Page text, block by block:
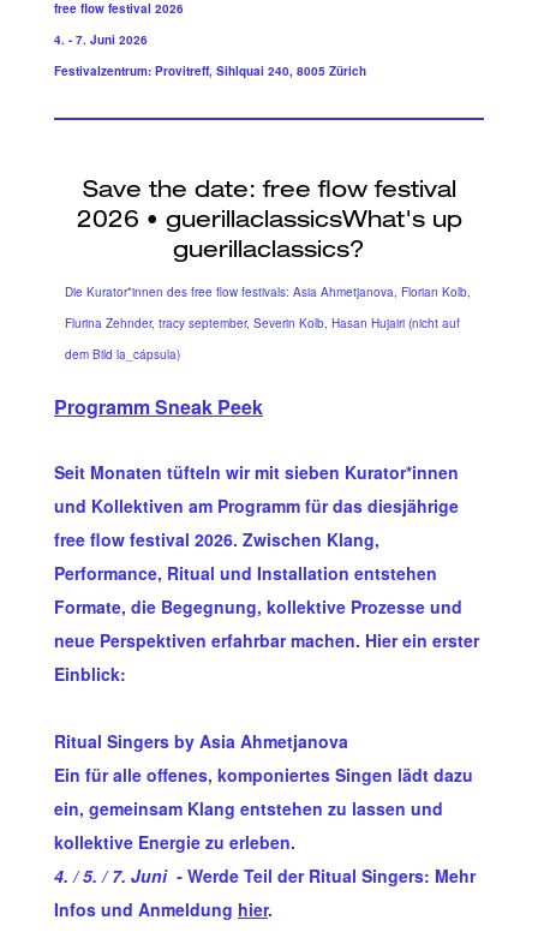
free flow festival 2026
4. - 7. Juni 2026
Festivalzentrum: Provitreff, Sihlquai 240, 8005 Zürich
Die Kurator*innen des free flow festivals: Asia Ahmetjanova, Florian Kolb,
Flurina Zehnder, tracy september, Severin Kolb, Hasan Hujairi (nicht auf
dem Bild la_cápsula)
Programm Sneak Peek
Seit Monaten tüfteln wir mit sieben Kurator*innen
und Kollektiven am Programm für das diesjährige
free flow festival 2026. Zwischen Klang,
Performance, Ritual und Installation entstehen
Formate, die Begegnung, kollektive Prozesse und
neue Perspektiven erfahrbar machen. Hier ein erster
Einblick:
Ritual Singers by Asia Ahmetjanova
Ein für alle offenes, komponiertes Singen lädt dazu
ein, gemeinsam Klang entstehen zu lassen und
kollektive Energie zu erleben.
4. / 5. / 7. Juni - Werde Teil der Ritual Singers: Mehr
Infos und Anmeldung hier.